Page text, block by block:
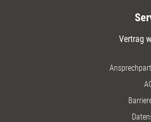
Vertrag